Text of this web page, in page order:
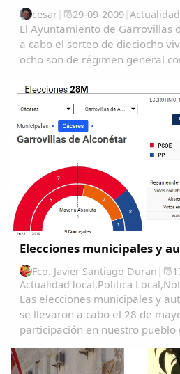
cesar| 29-09-2009|
El Ayuntamiento de Garrovillas
a cabo el sorteo de dieciocho viviendas de las cuales
ocho son de régimen general con un
80.000 euros....
Elecciones municipales y
Fco. Javier Santiago Duran |
Actualidad local,Politica Local,
Las elecciones municipales y
se llevaron a cabo el 28 de
participación en nuestro pueblo
voto. Se eligieron este año 9